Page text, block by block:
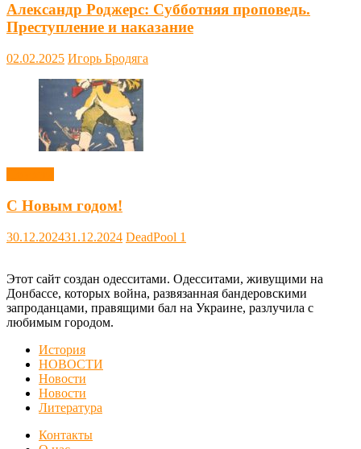
Александр Роджерс: Субботняя проповедь.
Преступление и наказание
02.02.2025 Игорь Бродяга
С Новым годом!
30.12.202431.12.2024 DeadPool 1
Этот сайт создан одесситами. Одесситами, живущими на
Донбассе, которых война, развязанная бандеровскими
запроданцами, правящими бал на Украине, разлучила с
любимым городом.
История
НОВОСТИ
Новости
Новости
Литература
Контакты